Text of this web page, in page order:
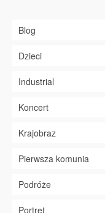
Blog
Dzieci
Industrial
Koncert
Krajobraz
Pierwsza komunia
Podróże
Portret